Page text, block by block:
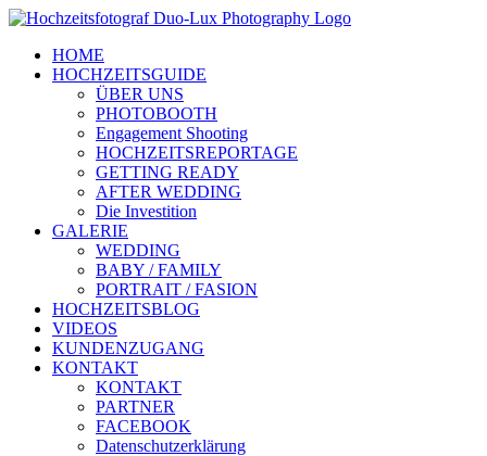
Zum
springenHOME
HOCHZEITSGUIDE
ÜBER UNS
PHOTOBOOTH
Engagement Shooting
HOCHZEITSREPORTAGE
GETTING READY
AFTER WEDDING
Die Investition
GALERIE
WEDDING
BABY / FAMILY
PORTRAIT / FASION
HOCHZEITSBLOG
VIDEOS
KUNDENZUGANG
KONTAKT
KONTAKT
PARTNER
FACEBOOK
Datenschutzerklärung